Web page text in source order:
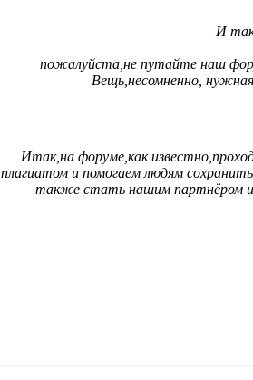
И так
пожалуйста,не путайте наш
Вещь,несомненно,
Итак,на форуме,как
плагиатом и помогаем людям
также стать нашим партнёром